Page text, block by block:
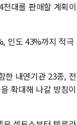
대를 판매할 계획이
인도 43%까지 적극
한 내연기관 23종, 전
확대해 나갈 방침이